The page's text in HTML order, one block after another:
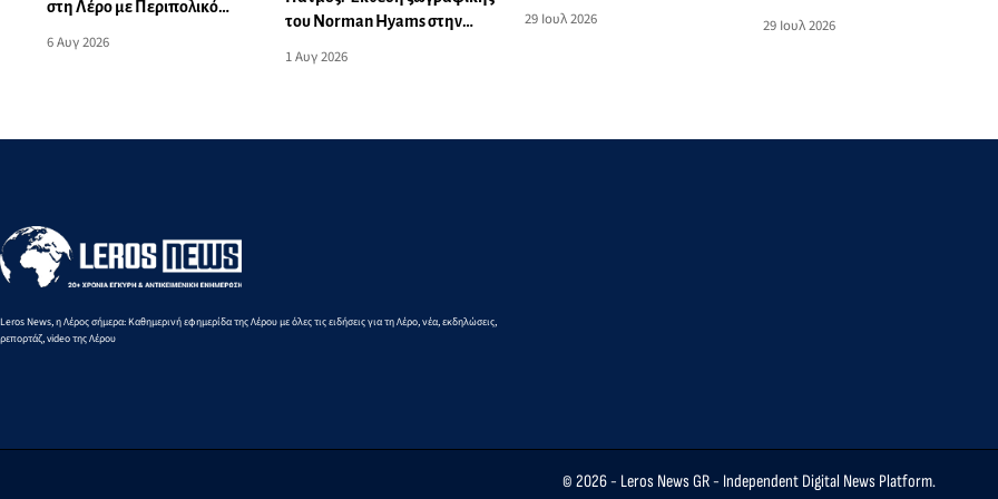
στη Λέρο με Περιπολικό
6 Αυγ 2026
του Norman Hyams στην
1 Αυγ 2026
29 Ιουλ 2026 29 Ιουλ 2026
Leros News, η Λέρος σήμερα: Καθημερινή εφημερίδα της Λέρου με όλες τις ειδήσεις για τη Λέρο, νέα, εκδηλώσεις,
ρεπορτάζ, video της Λέρου
© 2026 - Leros News GR- Independent Digital News Platform.